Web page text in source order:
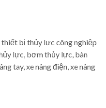
thiết bị thủy lực công nghiệp
lực, bơm thủy lực, bàn
tay, xe nâng điện, xe nâng